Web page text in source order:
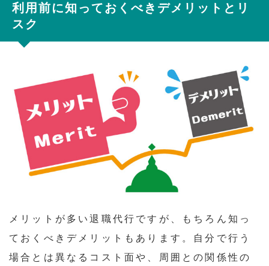
利用前に知っておくべきデメリットとリ
スク
メリットが多い退職代行ですが、もちろん知っ
ておくべきデメリットもあります。自分で行う
場合とは異なるコスト面や、周囲との関係性の